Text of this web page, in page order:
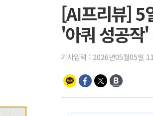
[AI프리뷰] 5
'아쿼 성공작
기사입력 : 2026년05월05일